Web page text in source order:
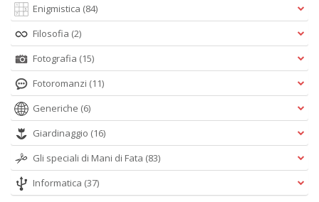
Enigmistica (84)
Filosofia (2)
Fotografia (15)
Fotoromanzi (11)
Generiche (6)
Giardinaggio (16)
Gli speciali di Mani di Fata (83)
Informatica (37)